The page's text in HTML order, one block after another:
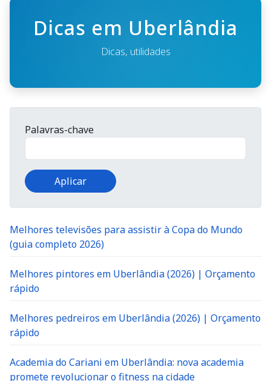
Dicas em Uberlândia
Dicas, utilidades
Palavras-chave
Melhores televisões para assistir à Copa do Mundo
(guia completo 2026)
Melhores pintores em Uberlândia (2026) | Orçamento
rápido
Melhores pedreiros em Uberlândia (2026) | Orçamento
rápido
Academia do Cariani em Uberlândia: nova academia
promete revolucionar o fitness na cidade